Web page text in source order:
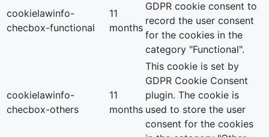
cookielawinfo-
checbox-functional
11
months
GDPR cookie consent to
record the user consent
for the cookies in the
category "Functional".
cookielawinfo-
checbox-others
11
months
This cookie is set by
GDPR Cookie Consent
plugin. The cookie is
used to store the user
consent for the cookies